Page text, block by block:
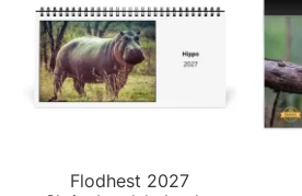
Flodhest 2027